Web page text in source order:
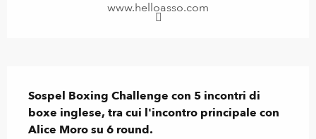
www.helloasso.com
Sospel Boxing Challenge con 5 incontri di
boxe inglese, tra cui l'incontro principale con
Alice Moro su 6 round.